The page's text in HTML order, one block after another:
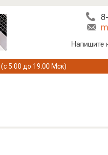
Напишите
5:00 до 19:00 Мск)